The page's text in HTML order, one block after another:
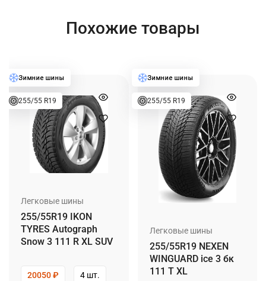
Похожие товары
255/55 R19
Легковые шины
255/55R19 IKON
TYRES Autograph
Snow 3 111 R XL SUV
20050₽ 4 шт.
255/55 R19
Легковые шины
255/55R19 NEXEN
WINGUARD ice 3 бк
111 T XL